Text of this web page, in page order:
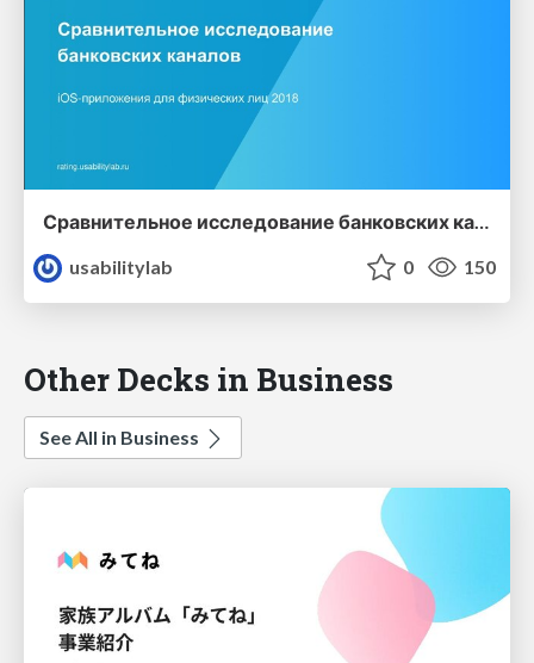
Сравнительное исследование банковских каналов iOS-приложения для физических лиц 2018
usabilitylab
0 150
Other Decks in Business
See All in Business